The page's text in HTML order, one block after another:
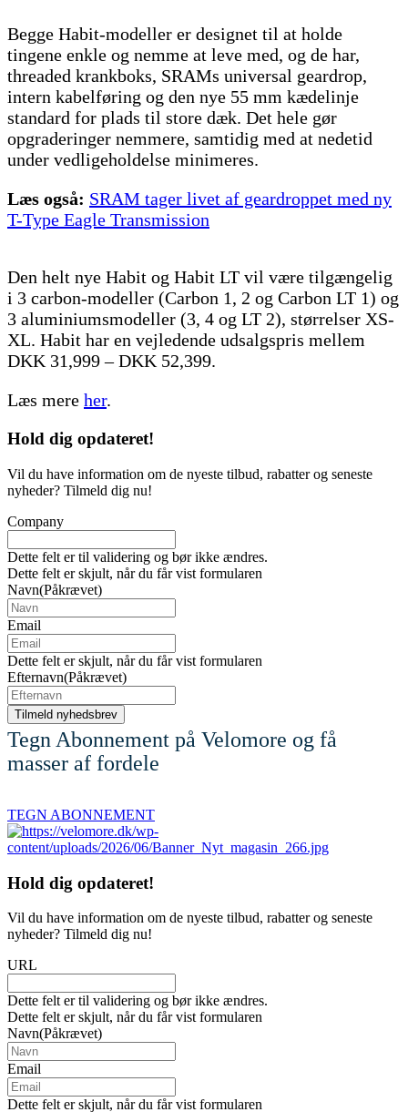
Begge Habit-modeller er designet til at holde
tingene enkle og nemme at leve med, og de har,
threaded krankboks, SRAMs universal geardrop,
intern kabelføring og den nye 55 mm kædelinje
standard for plads til store dæk. Det hele gør
opgraderinger nemmere, samtidig med at nedetid
under vedligeholdelse minimeres.
Læs også: SRAM tager livet af geardroppet med ny
T-Type Eagle Transmission
Den helt nye Habit og Habit LT vil være tilgængelig
i 3 carbon-modeller (Carbon 1, 2 og Carbon LT 1) og
3 aluminiumsmodeller (3, 4 og LT 2), størrelser XS-
XL. Habit har en vejledende udsalgspris mellem
DKK 31,999 – DKK 52,399.
Læs mere her.
Hold dig opdateret!
Vil du have information om de nyeste tilbud, rabatter og seneste
nyheder? Tilmeld dig nu!
Company
Dette felt er til validering og bør ikke ændres.
Dette felt er skjult, når du får vist formularen
Navn(Påkrævet)
Email
Dette felt er skjult, når du får vist formularen
Efternavn(Påkrævet)
Tegn Abonnement på Velomore og få
masser af fordele
TEGN ABONNEMENT
Hold dig opdateret!
Vil du have information om de nyeste tilbud, rabatter og seneste
nyheder? Tilmeld dig nu!
URL
Dette felt er til validering og bør ikke ændres.
Dette felt er skjult, når du får vist formularen
Navn(Påkrævet)
Email
Dette felt er skjult, når du får vist formularen